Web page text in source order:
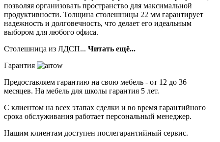
позволяя организовать пространство для максимальной
продуктивности. Толщина столешницы 22 мм гарантирует
надежность и долговечность, что делает его идеальным
выбором для любого офиса.
Столешница из ЛДСП... Читать ещё...
Гарантия
Предоставляем гарантию на свою мебель - от 12 до 36
месяцев. На мебель для школы гарантия 5 лет.
С клиентом на всех этапах сделки и во время гарантийного
срока обслуживания работает персональный менеджер.
Нашим клиентам доступен послегарантийный сервис.